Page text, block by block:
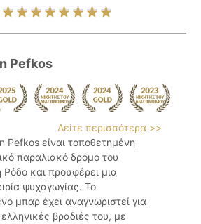
Pefkos
Δείτε περισσότερα >>
Pefkos είναι τοποθετημένη
παραλιακό δρόμο του
και προσφέρει μια
ψυχαγωγίας. Το
μπαρ έχει αναγνωριστεί για
ελληνικές βραδιές του, με